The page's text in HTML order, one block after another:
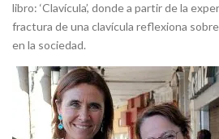
libro: ‘Clavícula’, donde a partir de la
fractura de una clavícula reflexiona
en la sociedad.